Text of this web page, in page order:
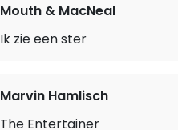
Mouth & MacNeal
Ik zie een ster
Marvin Hamlisch
The Entertainer